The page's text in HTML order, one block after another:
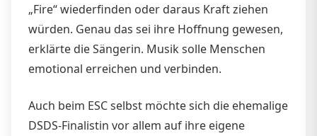
„Fire“ wiederfinden oder daraus Kraft ziehen
würden. Genau das sei ihre Hoffnung gewesen,
erklärte die Sängerin. Musik solle Menschen
emotional erreichen und verbinden.
Auch beim ESC selbst möchte sich die ehemalige
DSDS-Finalistin vor allem auf ihre eigene